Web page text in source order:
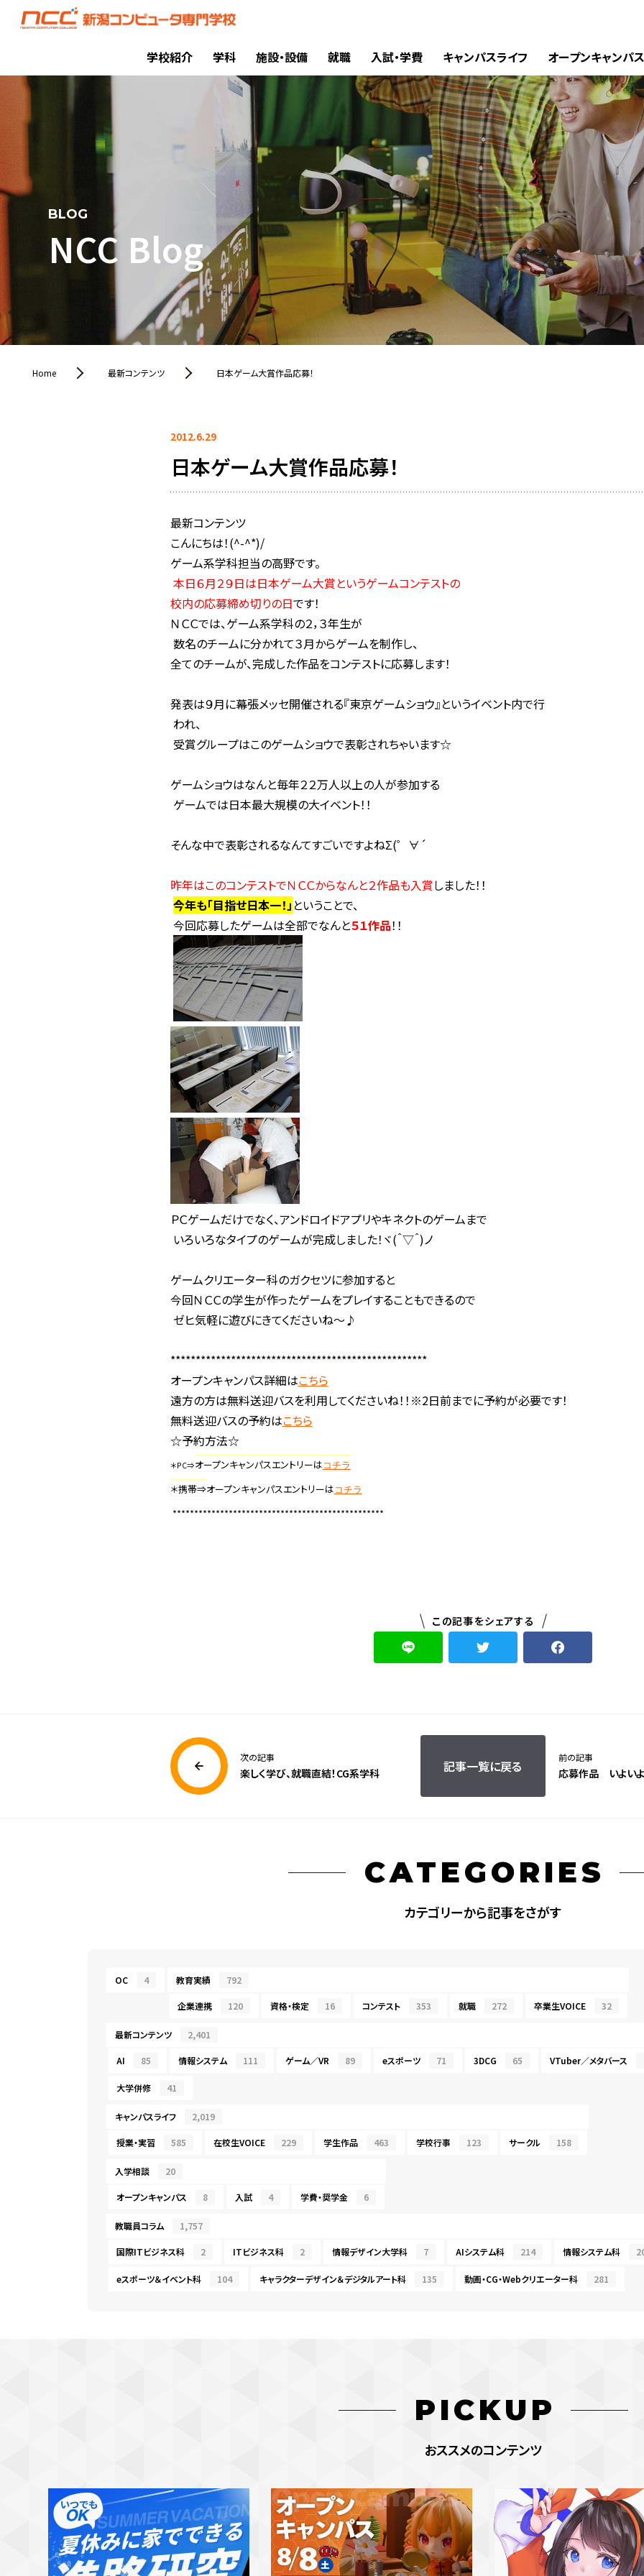
学校紹介 学科 施設・設備 就職 入試・学費 キャンパスライフ オープンキャンパス
BLOG
NCC Blog
Home 最新コンテンツ 日本ゲーム大賞作品応募！
2012.6.29
日本ゲーム大賞作品応募！
最新コンテンツ
こんにちは！(^-^*)/
ゲーム系学科担当の高野です。
本日６月２９日は日本ゲーム大賞というゲームコンテストの
校内の応募締め切りの日です！
ＮＣＣでは、ゲーム系学科の２，３年生が
数名のチームに分かれて３月からゲームを制作し、
全てのチームが、完成した作品をコンテストに応募します！
発表は９月に幕張メッセ開催される『東京ゲームショウ』というイベント内で行
われ、
受賞グループはこのゲームショウで表彰されちゃいます☆
ゲームショウはなんと毎年２２万人以上の人が参加する
ゲームでは日本最大規模の大イベント！！
そんな中で表彰されるなんてすごいですよねΣ(゜∀´
昨年はこのコンテストでＮＣＣからなんと２作品も入賞しました！！
今年も「目指せ日本一！」 ということで、
今回応募したゲームは全部でなんと５１作品！！
ＰＣゲームだけでなく、アンドロイドアプリやキネクトのゲームまで
いろいろなタイプのゲームが完成しました！ヾ(＾▽＾)ノ
ゲームクリエーター科のガクセツに参加すると
今回ＮＣＣの学生が作ったゲームをプレイすることもできるので
ゼヒ気軽に遊びにきてくださいね～♪
***************************************************
オープンキャンパス詳細はこちら
遠方の方は無料送迎バスを利用してくださいね！！※2日前までに予約が必要です！
無料送迎バスの予約はこちら
☆予約方法☆
＊PC⇒オープンキャンパスエントリーは コチラ
＊携帯⇒オープンキャンパスエントリーは コチラ
*************************************************
この記事をシェアする
次の記事
楽しく学び、就職直結！CG系学科 記事一覧に戻る
前の記事
応募作品 いよい
CATEGORIES
カテゴリーから記事をさがす
OC 4 教育実績 792
企業連携 120 資格・検定 16 コンテスト 353 就職 272 卒業生VOICE 32
最新コンテンツ 2,401
AI 85 情報システム 111 ゲーム／VR 89 eスポーツ 71 3DCG 65 VTuber／メタバース
大学併修 41
キャンパスライフ 2,019
授業・実習 585 在校生VOICE 229 学生作品 463 学校行事 123 サークル 158
入学相談 20
オープンキャンパス 8 入試 4 学費・奨学金 6
教職員コラム 1,757
国際ITビジネス科 2 ITビジネス科 2 情報デザイン大学科 7 AIシステム科 214 情報システム科
eスポーツ＆イベント科 104 キャラクターデザイン＆デジタルアート科 135 動画・CG・Webクリエーター科 281
PICKUP
おススメのコンテンツ